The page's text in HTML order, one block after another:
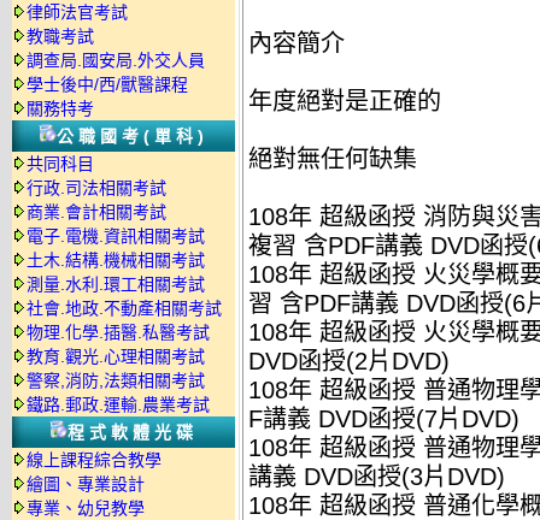
律師法官考試
教職考試
調查局.國安局.外交人員
學士後中/西/獸醫課程
關務特考
公職國考(單科)
共同科目
行政.司法相關考試
商業.會計相關考試
電子.電機.資訊相關考試
土木.結構.機械相關考試
測量.水利.環工相關考試
社會.地政.不動產相關考試
物理.化學.插醫.私醫考試
教育.觀光.心理相關考試
警察,消防,法類相關考試
鐵路.郵政.運輸.農業考試
程式軟體光碟
線上課程綜合教學
繪圖、專業設計
專業、幼兒教學
內容簡介
年度絕對是正確的
絕對無任何缺集
108年 超級函授 消防與災
複習 含PDF講義 DVD函授
108年 超級函授 火災學概
習 含PDF講義 DVD函授(6
108年 超級函授 火災學概
DVD函授(2片DVD)
108年 超級函授 普通物理
F講義 DVD函授(7片DVD)
108年 超級函授 普通物理
講義 DVD函授(3片DVD)
108年 超級函授 普通化學